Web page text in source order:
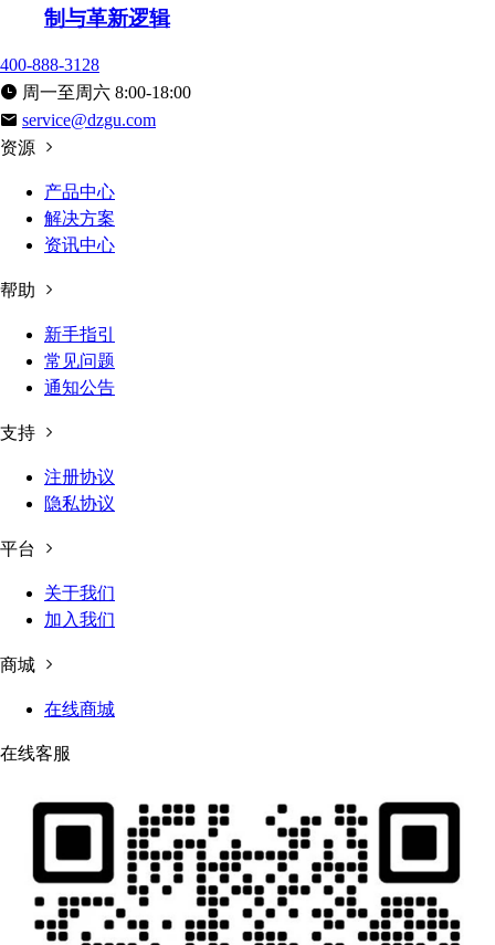
制与革新逻辑
400-888-3128
周一至周六 8:00-18:00
service@dzgu.com
资源
产品中心
解决方案
资讯中心
帮助
新手指引
常见问题
通知公告
支持
注册协议
隐私协议
平台
关于我们
加入我们
商城
在线商城
在线客服